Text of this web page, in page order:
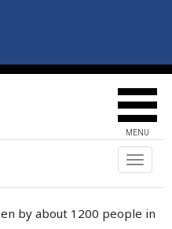
MENU
Toggle
by about 1200 people in